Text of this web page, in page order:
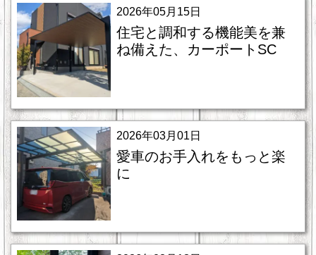
2026年05月15日
住宅と調和する機能美を兼
ね備えた、カーポートSC
2026年03月01日
愛車のお手入れをもっと楽
に